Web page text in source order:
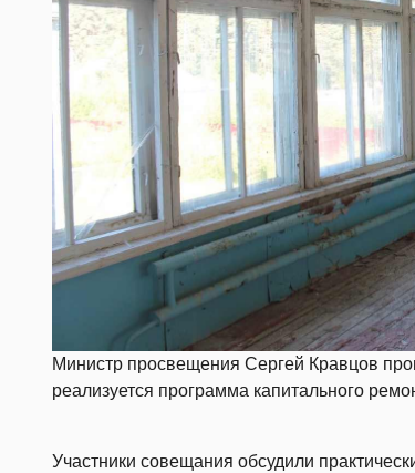
Министр просвещения Сергей Кравцов
реализуется программа капитального
Участники совещания обсудили